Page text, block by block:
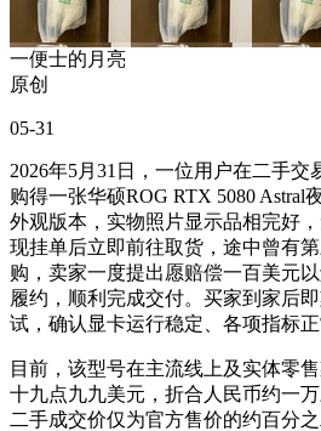
一便士的月亮
原创
05-31
2026年5月31日，一位用户在二手
购得一张华硕ROG RTX 5080 Astral
外观版本，实物照片显示品相完好
现挂单后立即前往取货，途中曾有
购，卖家一度提出愿赔偿一百美元
履约，顺利完成交付。买家到家后
试，确认显卡运行稳定、各项指标正
目前，该型号在主流线上及实体零
十九点九九美元，折合人民币约一
二手成交价仅为官方售价的约百分